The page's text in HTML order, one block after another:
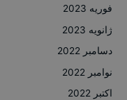
فوریه 2023
ژانویه 2023
دسامبر 2022
نوامبر 2022
اکتبر 2022